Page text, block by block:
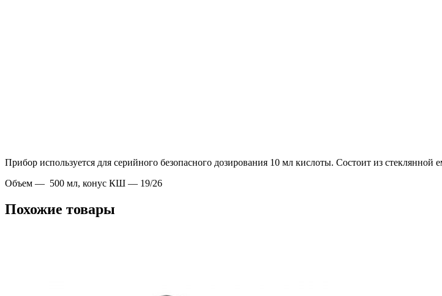
Прибор используется для серийного безопасного дозирования 10 мл кислоты. Состоит из
Объем — 500 мл, конус КШ — 19/26
Похожие товары